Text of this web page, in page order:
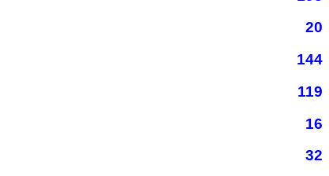
20
144
119
16
32